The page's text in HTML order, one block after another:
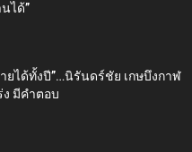
ได้”‬
ยได้ทั้งปี”…นิรันดร์ชัย เกษบึงกาฬ
ง มีคำตอบ